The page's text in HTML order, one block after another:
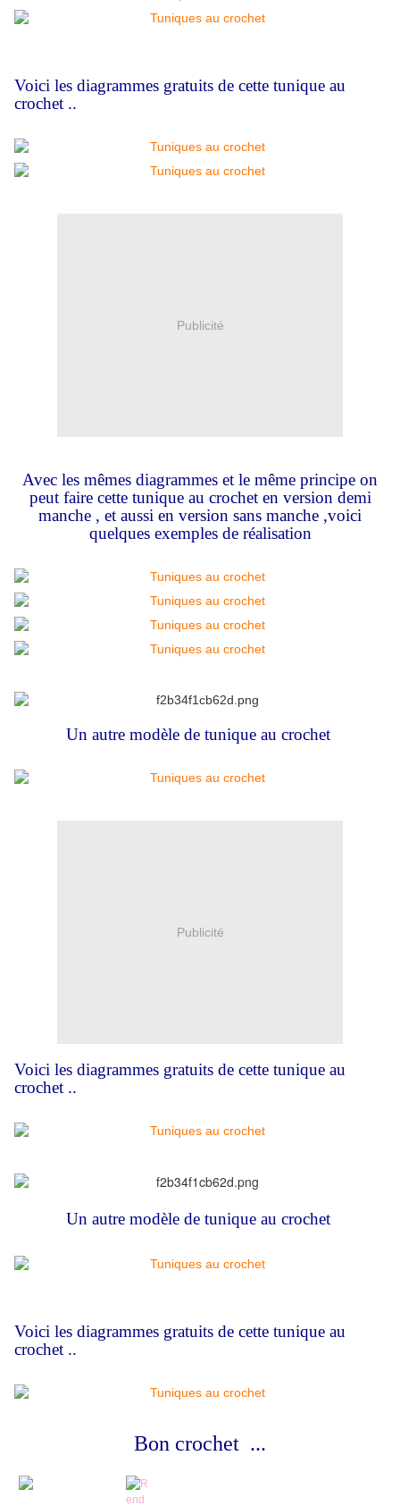
Voici les diagrammes gratuits de cette tunique au
crochet ..
Publicité
Avec les mêmes diagrammes et le même principe on
peut faire cette tunique au crochet en version demi
manche , et aussi en version sans manche ,voici
quelques exemples de réalisation
Un autre modèle de tunique au crochet
Publicité
Voici les diagrammes gratuits de cette tunique au
crochet ..
Un autre modèle de tunique au crochet
Voici les diagrammes gratuits de cette tunique au
crochet ..
Bon crochet ...